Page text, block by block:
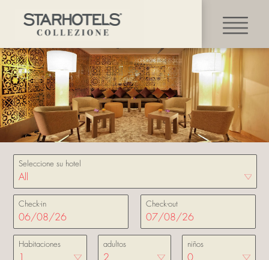
Seleccione su hotel
Check-in Check-out
Habitaciones adultos niños